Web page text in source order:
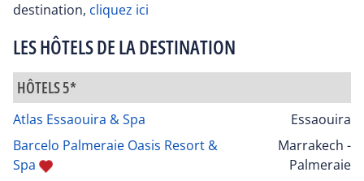
destination, cliquez ici
LES HÔTELS DE LA DESTINATION
HÔTELS 5*
Atlas Essaouira & Spa
Essaouira
Barcelo Palmeraie Oasis Resort &
Spa
Marrakech -
Palmeraie